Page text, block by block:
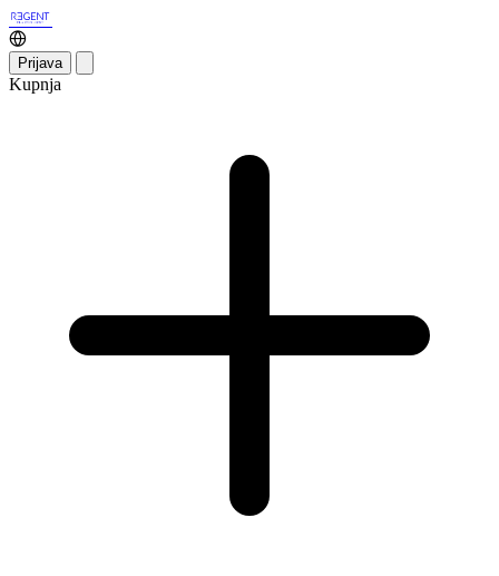
Prijava
Kupnja